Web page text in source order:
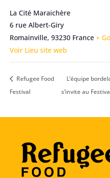
La Cité Maraichère
6 rue Albert-Giry
Romainville, 93230 France +
Voir Lieu site web
Refugee Food
Festival
L’équipe
s’invite au